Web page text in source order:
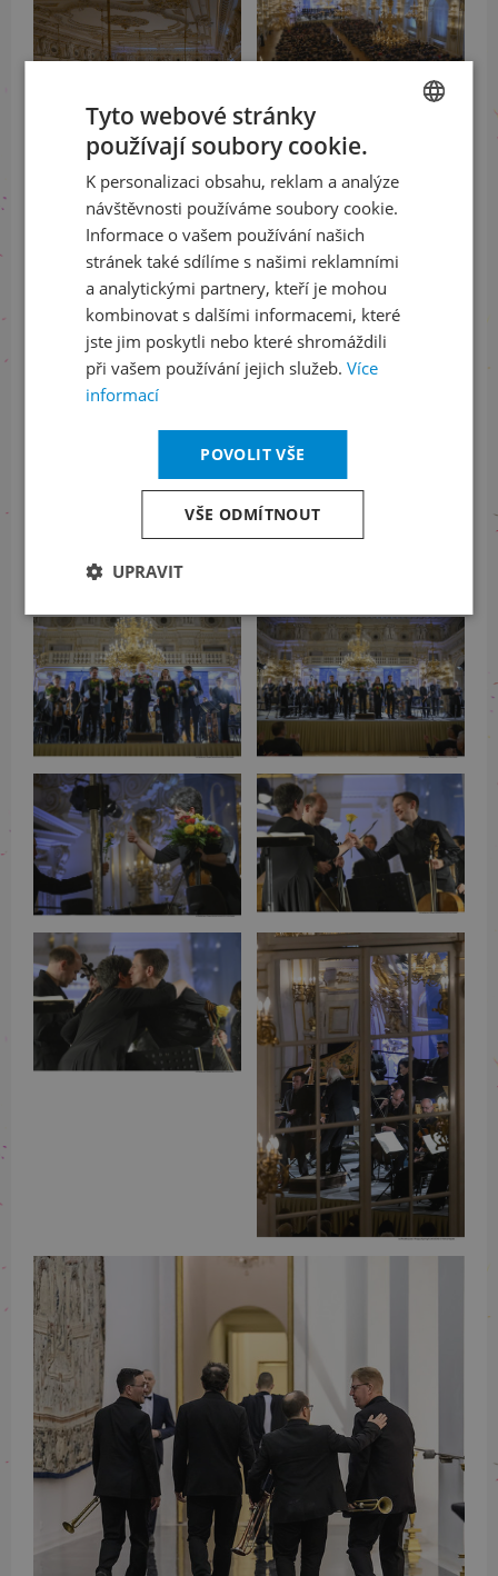
ENGLISH
Tyto webové stránky
používají soubory cookie.
K personalizaci obsahu, reklam a analýze
návštěvnosti používáme soubory cookie.
Informace o vašem používání našich
stránek také sdílíme s našimi reklamními
a analytickými partnery, kteří je mohou
kombinovat s dalšími informacemi, které
jste jim poskytli nebo které shromáždili
při vašem používání jejich služeb. Více
informací
POVOLIT VŠE
VŠE ODMÍTNOUT
UPRAVIT